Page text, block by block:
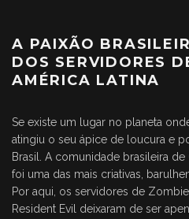
A PAIXÃO
DOS SERVIDORES
AMÉRICA LATINA
Se existe um lugar no planeta
atingiu o seu ápice de loucura e
Brasil. A comunidade brasileira de
foi uma das mais criativas,
Por aqui, os servidores de
Resident Evil deixaram de ser